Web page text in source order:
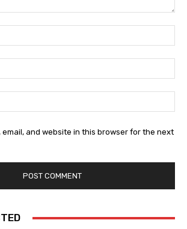
email, and website in this browser for the next